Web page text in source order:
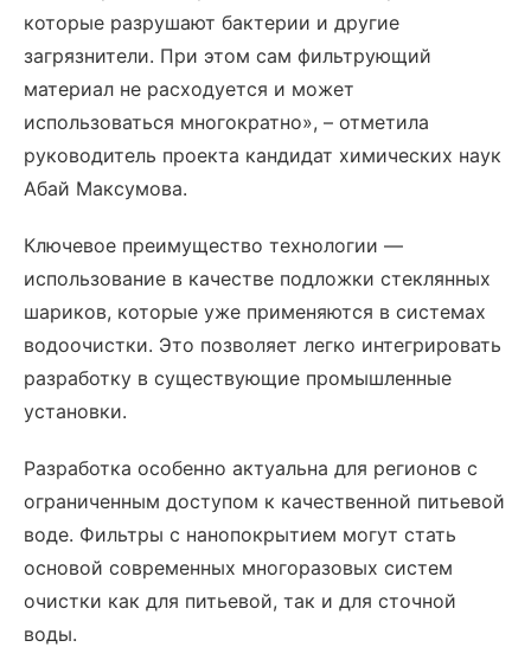
которые разрушают бактерии и другие
загрязнители. При этом сам фильтрующий
материал не расходуется и может
использоваться многократно», – отметила
руководитель проекта кандидат химических наук
Абай Максумова.
Ключевое преимущество технологии —
использование в качестве подложки стеклянных
шариков, которые уже применяются в системах
водоочистки. Это позволяет легко интегрировать
разработку в существующие промышленные
установки.
Разработка особенно актуальна для регионов с
ограниченным доступом к качественной питьевой
воде. Фильтры с нанопокрытием могут стать
основой современных многоразовых систем
очистки как для питьевой, так и для сточной
воды.